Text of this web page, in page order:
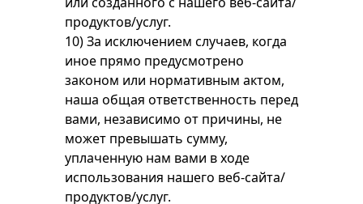
продуктов/услуг.
10) За исключением случаев, когда
иное прямо предусмотрено
законом или нормативным актом,
наша общая ответственность перед
вами, независимо от причины, не
может превышать сумму,
уплаченную нам вами в ходе
использования нашего веб-сайта/
продуктов/услуг.